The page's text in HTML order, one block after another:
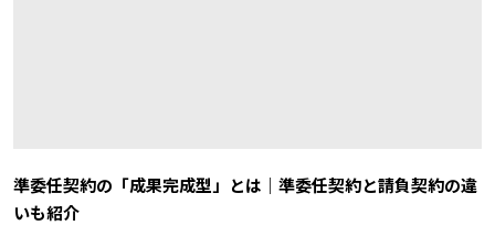
準委任契約の「成果完成型」とは｜準委任契約と請負契約の違
いも紹介